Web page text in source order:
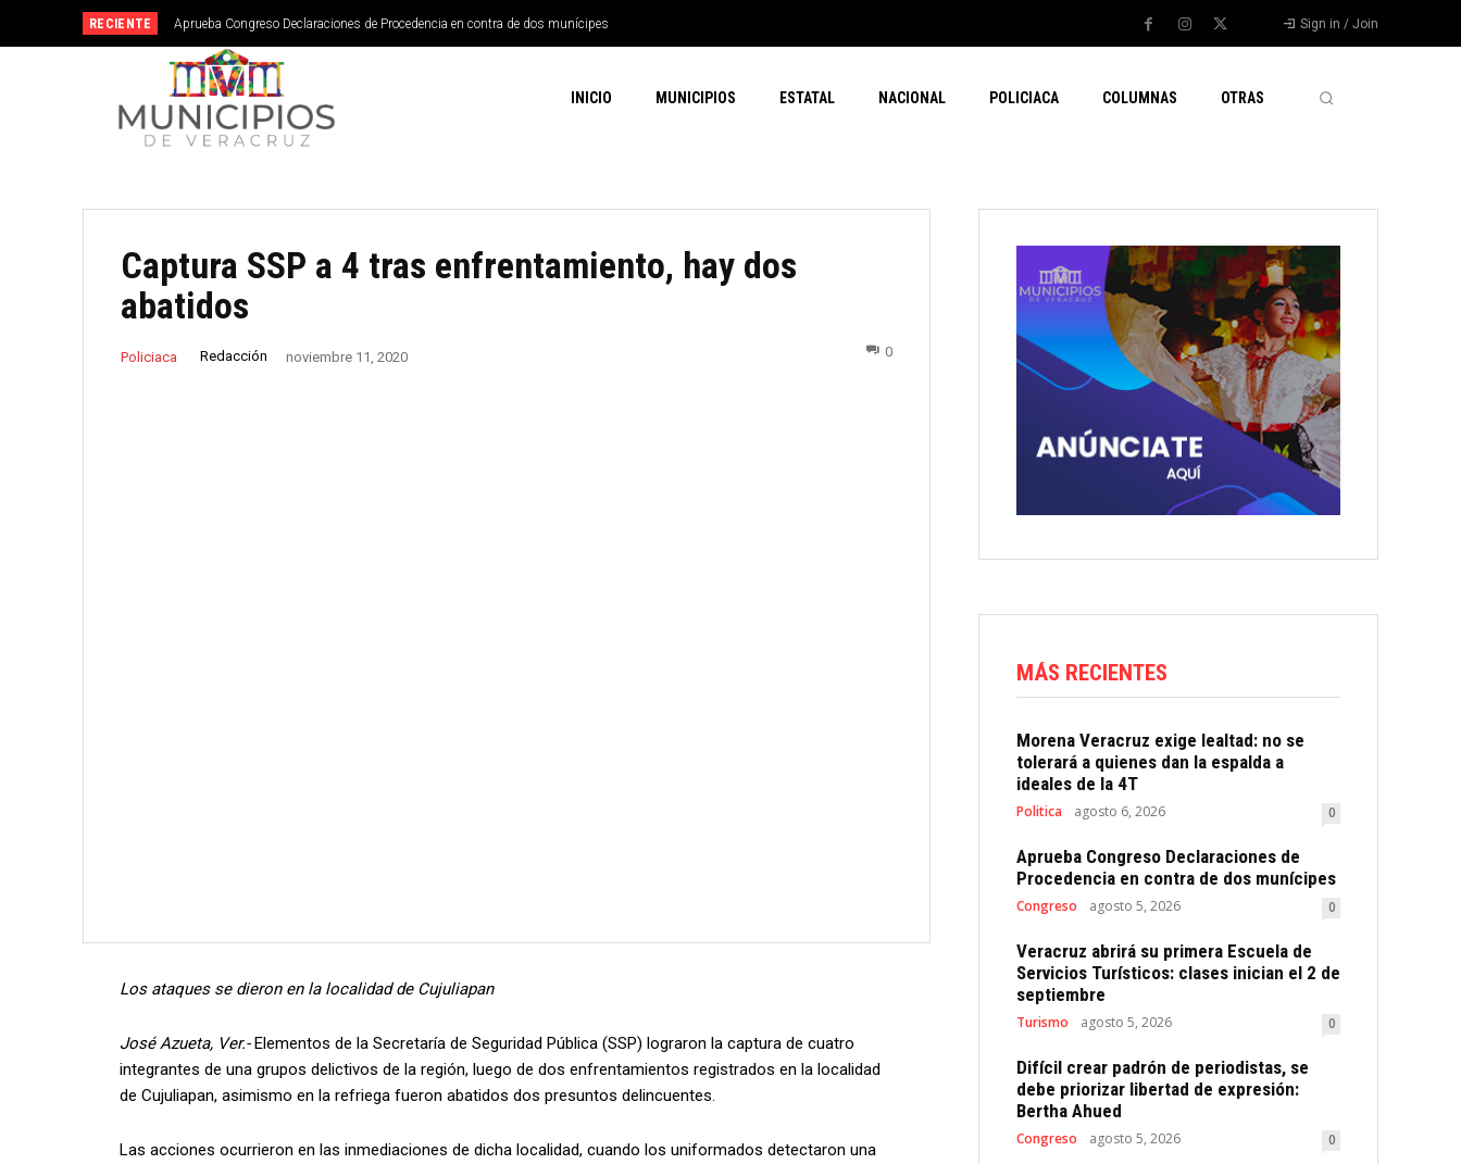
RECIENTE Aprueba Congreso Declaraciones de Procedencia en contra de dos munícipes Sign in / Join
INICIO MUNICIPIOS ESTATAL NACIONAL POLICIACA COLUMNAS OTRAS
Captura SSP a 4 tras enfrentamiento, hay dos
abatidos
Policiaca Redacción noviembre 11, 2020 0
Los ataques se dieron en la localidad de Cujuliapan
José Azueta, Ver.-Elementos de la Secretaría de Seguridad Pública (SSP) lograron la captura de cuatro
integrantes de una grupos delictivos de la región, luego de dos enfrentamientos registrados en la localidad
de Cujuliapan, asimismo en la refriega fueron abatidos dos presuntos delincuentes.
Las acciones ocurrieron en las inmediaciones de dicha localidad, cuando los uniformados detectaron una
MÁS RECIENTES
Morena Veracruz exige lealtad: no se
tolerará a quienes dan la espalda a
ideales de la 4T
Politica agosto 6, 2026 0
Aprueba Congreso Declaraciones de
Procedencia en contra de dos munícipes
Congreso agosto 5, 2026 0
Veracruz abrirá su primera Escuela de
Servicios Turísticos: clases inician el 2 de
septiembre
Turismo agosto 5, 2026 0
Difícil crear padrón de periodistas, se
debe priorizar libertad de expresión:
Bertha Ahued
Congreso agosto 5, 2026 0